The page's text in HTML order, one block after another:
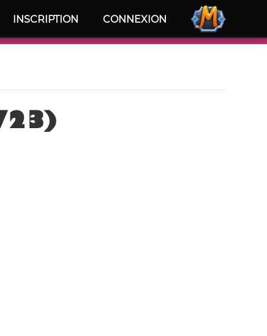
INSCRIPTION CONNEXION